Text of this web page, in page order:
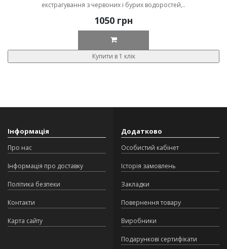
екстрагування з червоних і бурих водоростей,..
1050 грн
Купити в 1 клік
Інформація
Про нас
Інформація про доставку
Політика безпеки
Контакти
Карта сайту
Додатково
Особистий кабінет
Історія замовлень
Закладки
Повернення товару
Виробники
Подарункові сертифікати